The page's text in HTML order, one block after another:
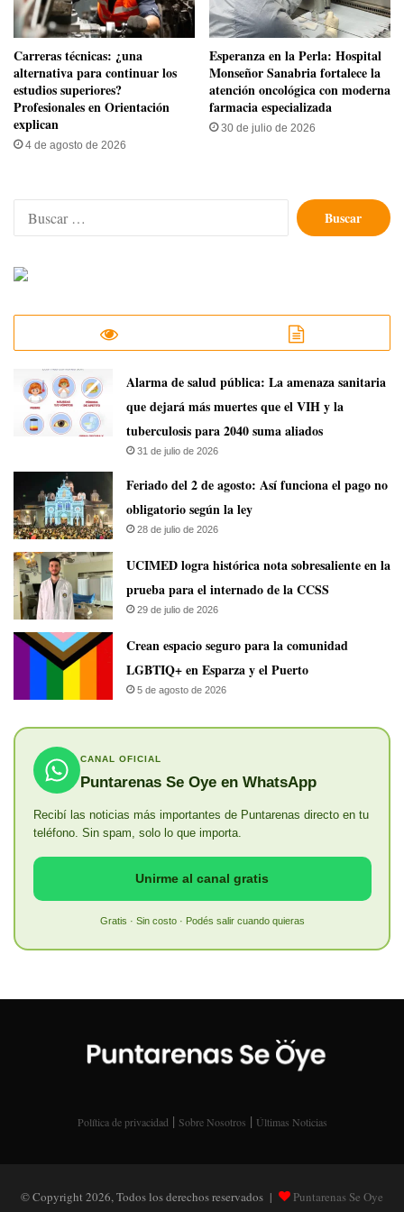
Carreras técnicas: ¿una
alternativa para continuar los
estudios superiores?
Profesionales en Orientación
explican
4 de agosto de 2026
​Esperanza en la Perla: Hospital
Monseñor Sanabria fortalece la
atención oncológica con moderna
farmacia especializada
30 de julio de 2026
Buscar:
​Alarma de salud pública: La amenaza sanitaria
que dejará más muertes que el VIH y la
tuberculosis para 2040 suma aliados
31 de julio de 2026
Feriado del 2 de agosto: Así funciona el pago no
obligatorio según la ley
28 de julio de 2026
UCIMED logra histórica nota sobresaliente en la
prueba para el internado de la CCSS
29 de julio de 2026
Crean espacio seguro para la comunidad
LGBTIQ+ en Esparza y el Puerto
5 de agosto de 2026
CANAL OFICIAL
Puntarenas Se Oye en WhatsApp
Recibí las noticias más importantes de Puntarenas directo en tu
teléfono. Sin spam, solo lo que importa.
Unirme al canal gratis
Gratis · Sin costo · Podés salir cuando quieras
Política de privacidad | Sobre Nosotros | Últimas Noticias
© Copyright 2026, Todos los derechos reservados | Puntarenas Se Oye